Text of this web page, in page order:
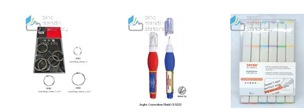
LIST
WISH
LIST
COMPARE
WISH
LIST
COMPARE